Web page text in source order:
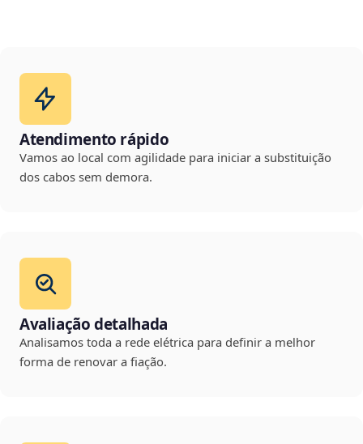
Atendimento rápido
Vamos ao local com agilidade para iniciar a substituição
dos cabos sem demora.
Avaliação detalhada
Analisamos toda a rede elétrica para definir a melhor
forma de renovar a fiação.